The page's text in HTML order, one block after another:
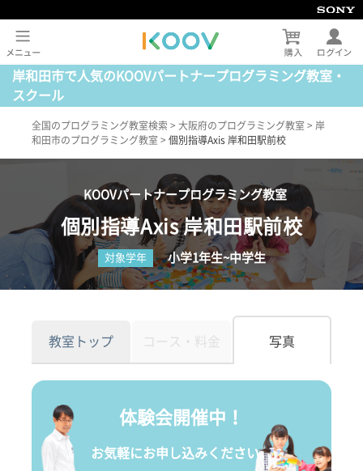
岸和田市で人気のKOOVパートナープログラミング教室・
スクール
全国のプログラミング教室検索 > 大阪府のプログラミング教室 > 岸
和田市のプログラミング教室 > 個別指導Axis 岸和田駅前校
KOOVパートナープログラミング教室
個別指導Axis 岸和田駅前校
対象学年 小学1年生~中学生
教室トップ コース・料金 写真
体験会開催中！
お気軽にお申し込みください。